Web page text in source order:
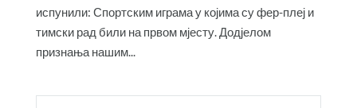
испунили: Спортским играма у којима су фер-плеј и
тимски рад били на првом мјесту. Додјелом
признања нашим...